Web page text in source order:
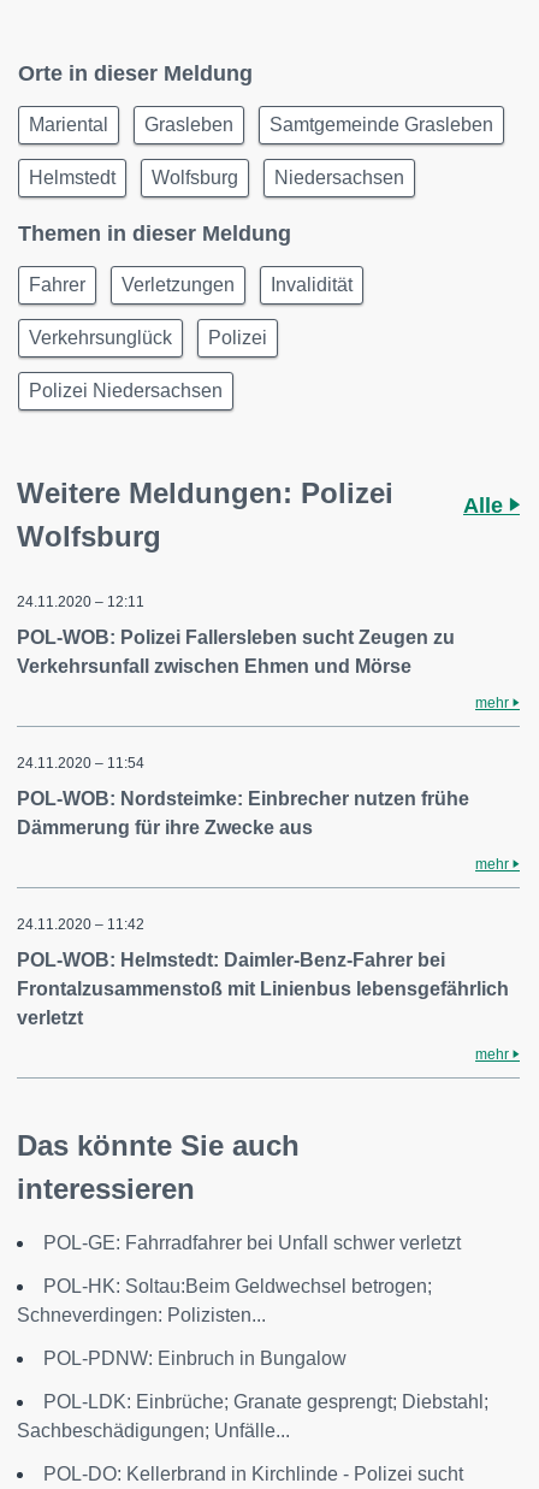
Orte in dieser Meldung
Mariental Grasleben Samtgemeinde Grasleben
Helmstedt Wolfsburg Niedersachsen
Themen in dieser Meldung
Fahrer Verletzungen Invalidität
Verkehrsunglück Polizei
Polizei Niedersachsen
Weitere Meldungen: Polizei
Wolfsburg
Alle
24.11.2020 – 12:11
POL-WOB: Polizei Fallersleben sucht Zeugen zu
Verkehrsunfall zwischen Ehmen und Mörse
mehr
24.11.2020 – 11:54
POL-WOB: Nordsteimke: Einbrecher nutzen frühe
Dämmerung für ihre Zwecke aus
mehr
24.11.2020 – 11:42
POL-WOB: Helmstedt: Daimler-Benz-Fahrer bei
Frontalzusammenstoß mit Linienbus lebensgefährlich
verletzt
mehr
Das könnte Sie auch
interessieren
POL-GE: Fahrradfahrer bei Unfall schwer verletzt
POL-HK: Soltau:Beim Geldwechsel betrogen;
Schneverdingen: Polizisten...
POL-PDNW: Einbruch in Bungalow
POL-LDK: Einbrüche; Granate gesprengt; Diebstahl;
Sachbeschädigungen; Unfälle...
POL-DO: Kellerbrand in Kirchlinde - Polizei sucht